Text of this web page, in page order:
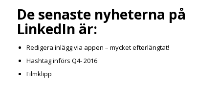
De senaste nyheterna på
LinkedIn är:
Redigera inlägg via appen – mycket efterlängtat!
Hashtag införs Q4- 2016
Filmklipp